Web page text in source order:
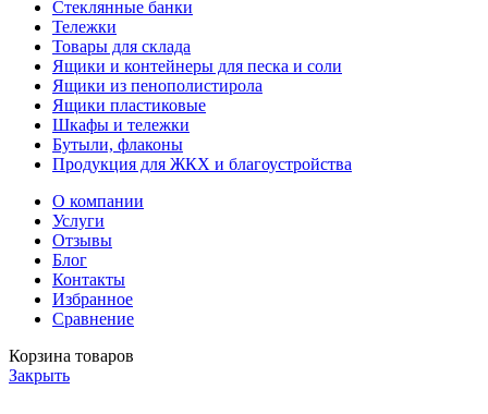
Стеклянные банки
Тележки
Товары для склада
Ящики и контейнеры для песка и соли
Ящики из пенополистирола
Ящики пластиковые
Шкафы и тележки
Бутыли, флаконы
Продукция для ЖКХ и благоустройства
О компании
Услуги
Отзывы
Блог
Контакты
Избранное
Сравнение
Корзина товаров
Закрыть